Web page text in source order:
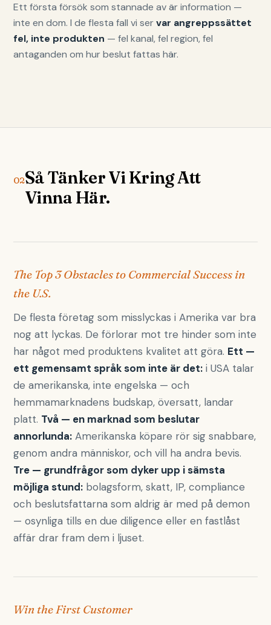
Ett första försök som stannade av är information —
inte en dom. I de flesta fall vi servar angreppssättet
fel, inte produkten — fel kanal, fel region, fel
antaganden om hur beslut fattas här.
02Så Tänker Vi Kring Att
Vinna Här.
The Top 3 Obstacles to Commercial Success in
the U.S.
De flesta företag som misslyckas i Amerika var bra
nog att lyckas. De förlorar mot tre hinder som inte
har något med produktens kvalitet att göra. Ett —
ett gemensamt språk som inte är det: i USA talar
de amerikanska, inte engelska — och
hemmamarknadens budskap, översatt, landar
platt. Två — en marknad som beslutar
annorlunda: Amerikanska köpare rör sig snabbare,
genom andra människor, och vill ha andra bevis.
Tre — grundfrågor som dyker upp i sämsta
möjliga stund: bolagsform, skatt, IP, compliance
och beslutsfattarna som aldrig är med på demon
— osynliga tills en due diligence eller en fastlåst
affär drar fram dem i ljuset.
Win the First Customer